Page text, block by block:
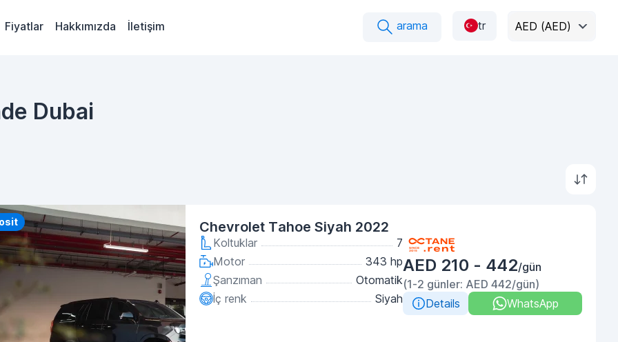
Fiyatlar Hakkımızda İletişim arama tr AED (AED)
Dubai
Chevrolet Tahoe Siyah 2022
Koltuklar
7
Motor
343 hp
Şanzıman
Otomatik
İç renk
Siyah
AED 210 - 442/gün
(1-2 günler: AED 442/gün)
Details
WhatsApp